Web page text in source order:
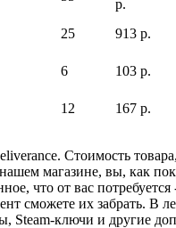
р.
25 913 р.
6 103 р.
12
167 р.
Стоимость
магазине, вы, как
что от вас
сможете их забрать. В
Steam-ключи и другие